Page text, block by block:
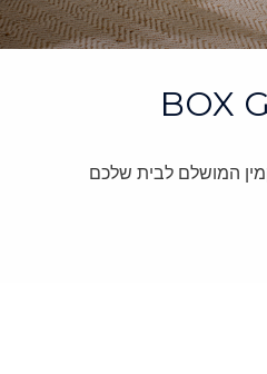
המושלם לבית שלכם